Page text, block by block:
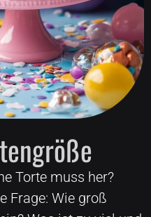
Torte muss her?
Frage: Wie groß